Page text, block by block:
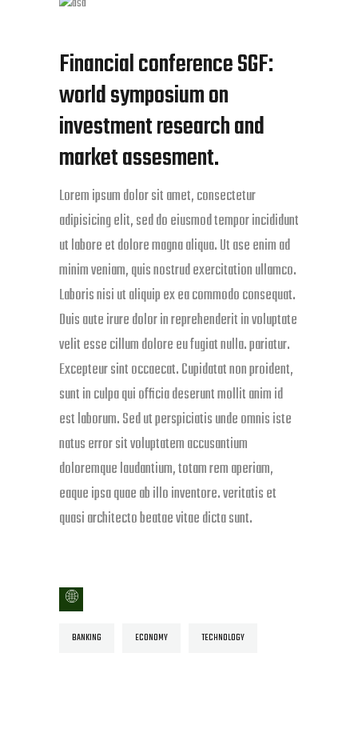
Financial conference SGF:
world symposium on
investment research and
market assesment.
Lorem ipsum dolor sit amet, consectetur
adipisicing elit, sed do eiusmod tempor incididunt
ut labore et dolore magna aliqua. Ut ase enim ad
minim veniam, quis nostrud exercitation ullamco.
Laboris nisi ut aliquip ex ea commodo consequat.
Duis aute irure dolor in reprehenderit in voluptate
velit esse cillum dolore eu fugiat nulla. pariatur.
Excepteur sint occaecat. Cupidatat non proident,
sunt in culpa qui officia deserunt mollit anim id
est laborum. Sed ut perspiciatis unde omnis iste
natus error sit voluptatem accusantium
doloremque laudantium, totam rem aperiam,
eaque ipsa quae ab illo inventore. veritatis et
quasi architecto beatae vitae dicta sunt.
BANKING ECONOMY TECHNOLOGY